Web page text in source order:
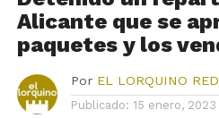
Alicante que se
paquetes y los
Por EL LORQUINO
Publicado: 15 enero, 2023